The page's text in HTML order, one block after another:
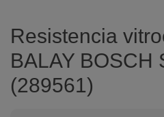
Resistencia
BALAY BOSCH
(289561)